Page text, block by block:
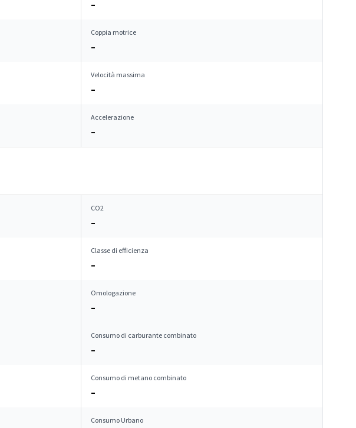
–
Coppia motrice
–
Velocità massima
–
Accelerazione
–
CO2
–
Classe di efficienza
–
Omologazione
–
Consumo di carburante combinato
–
Consumo di metano combinato
–
Consumo Urbano